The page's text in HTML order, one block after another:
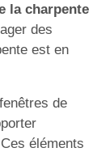
la charpente
des
est en
de
éléments